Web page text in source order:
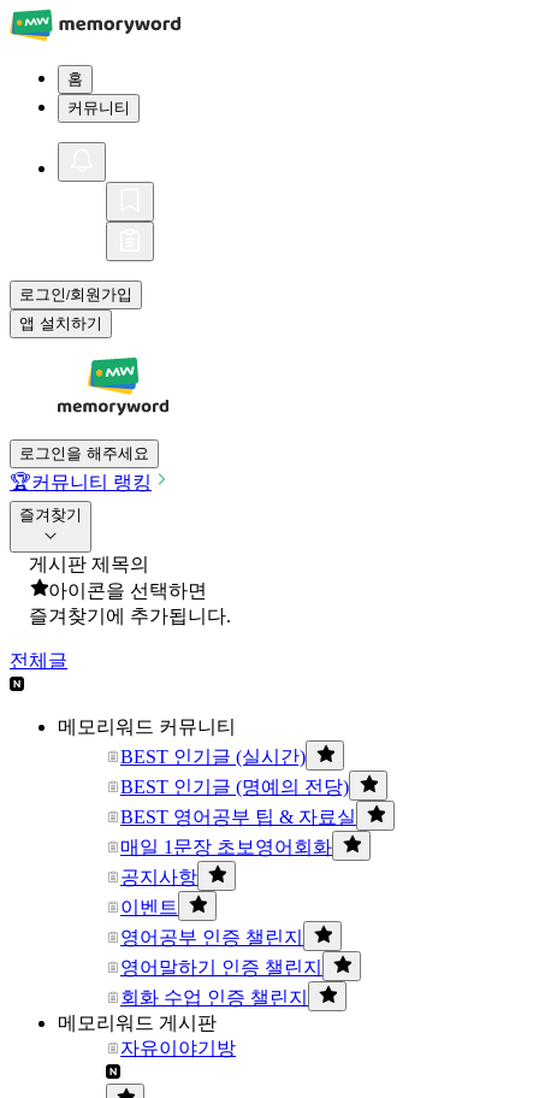
홈
커뮤니티
로그인/회원가입
앱 설치하기
로그인을 해주세요
🏆커뮤니티 랭킹
즐겨찾기
게시판 제목의
아이콘을 선택하면
즐겨찾기에 추가됩니다.
전체글
메모리워드 커뮤니티
BEST 인기글 (실시간)
BEST 인기글 (명예의 전당)
BEST 영어공부 팁 & 자료실
매일 1문장 초보영어회화
공지사항
이벤트
영어공부 인증 챌린지
영어말하기 인증 챌린지
회화 수업 인증 챌린지
메모리워드 게시판
자유이야기방